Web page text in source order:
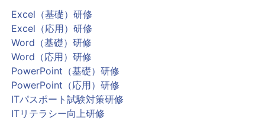
Excel（基礎）研修
Excel（応用）研修
Word（基礎）研修
Word（応用）研修
PowerPoint（基礎）研修
PowerPoint（応用）研修
ITパスポート試験対策研修
ITリテラシー向上研修